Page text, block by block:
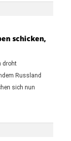
schicken,
droht
Russland
sich nun